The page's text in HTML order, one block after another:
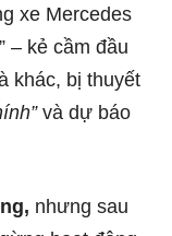
xe Mercedes
– kẻ cầm đầu
khác, bị thuyết
và dự báo
nhưng sau